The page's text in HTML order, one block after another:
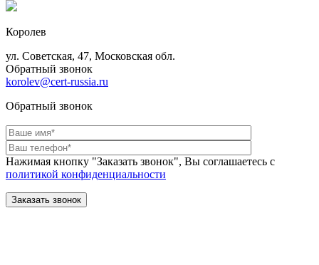
Королев
ул. Советская, 47, Московская обл.
Обратный звонок
korolev@cert-russia.ru
Обратный звонок
Нажимая кнопку "Заказать звонок", Вы соглашаетесь с
политикой конфиденциальности